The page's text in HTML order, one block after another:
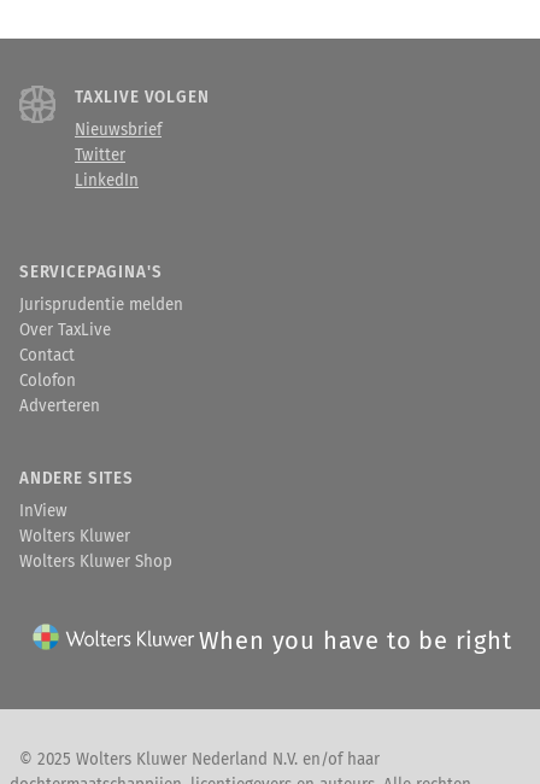
TAXLIVE VOLGEN
Nieuwsbrief
Twitter
LinkedIn
SERVICEPAGINA'S
Jurisprudentie melden
Over TaxLive
Contact
Colofon
Adverteren
ANDERE SITES
InView
Wolters Kluwer
Wolters Kluwer Shop
When you have to be right
© 2025 Wolters Kluwer Nederland N.V. en/of haar